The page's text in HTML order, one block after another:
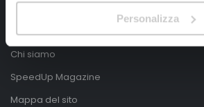
Personalizza
Speedup.it by Trio Group
Telefono0423.601555
Chi siamo
SpeedUp Magazine
Mappa del sito